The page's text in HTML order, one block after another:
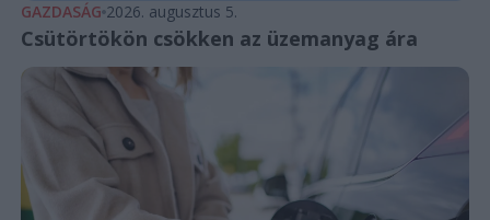
GAZDASÁG 2026. augusztus 5.
Csütörtökön csökken az üzemanyag ára